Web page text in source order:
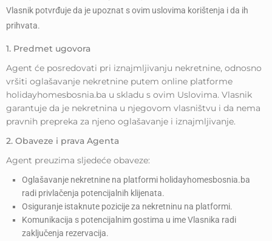
Vlasnik potvrđuje da je upoznat s ovim uslovima korištenja i da ih
prihvata.
1. Predmet ugovora
Agent će posredovati pri iznajmljivanju nekretnine, odnosno
vršiti oglašavanje nekretnine putem online platforme
holidayhomesbosnia.ba u skladu s ovim Uslovima. Vlasnik
garantuje da je nekretnina u njegovom vlasništvu i da nema
pravnih prepreka za njeno oglašavanje i iznajmljivanje.
2. Obaveze i prava Agenta
Agent preuzima sljedeće obaveze:
Oglašavanje nekretnine na platformi holidayhomesbosnia.ba
radi privlačenja potencijalnih klijenata.
Osiguranje istaknute pozicije za nekretninu na platformi.
Komunikacija s potencijalnim gostima u ime Vlasnika radi
zaključenja rezervacija.